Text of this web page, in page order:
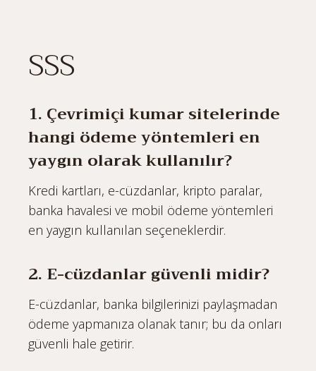
SSS
1. Çevrimiçi kumar sitelerinde
hangi ödeme yöntemleri en
yaygın olarak kullanılır?
Kredi kartları, e-cüzdanlar, kripto paralar,
banka havalesi ve mobil ödeme yöntemleri
en yaygın kullanılan seçeneklerdir.
2. E-cüzdanlar güvenli midir?
E-cüzdanlar, banka bilgilerinizi paylaşmadan
ödeme yapmanıza olanak tanır; bu da onları
güvenli hale getirir.